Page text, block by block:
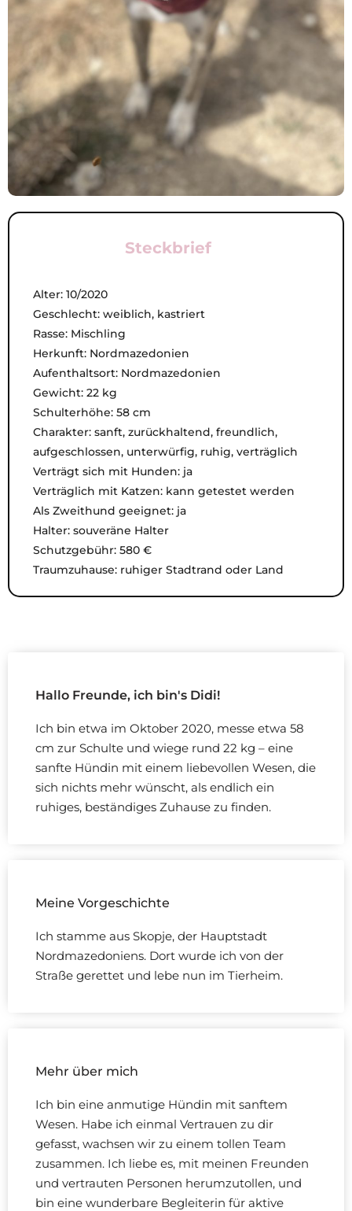
Steckbrief
Alter: 10/2020
Geschlecht: weiblich, kastriert
Rasse: Mischling
Herkunft: Nordmazedonien
Aufenthaltsort: Nordmazedonien
Gewicht: 22 kg
Schulterhöhe: 58 cm
Charakter: sanft, zurückhaltend, freundlich,
aufgeschlossen, unterwürfig, ruhig, verträglich
Verträgt sich mit Hunden: ja
Verträglich mit Katzen: kann getestet werden
Als Zweithund geeignet: ja
Halter: souveräne Halter
Schutzgebühr: 580 €
Traumzuhause: ruhiger Stadtrand oder Land
Hallo Freunde, ich bin's Didi!
Ich bin etwa im Oktober 2020, messe etwa 58
cm zur Schulte und wiege rund 22 kg – eine
sanfte Hündin mit einem liebevollen Wesen, die
sich nichts mehr wünscht, als endlich ein
ruhiges, beständiges Zuhause zu finden.
Meine Vorgeschichte
Ich stamme aus Skopje, der Hauptstadt
Nordmazedoniens. Dort wurde ich von der
Straße gerettet und lebe nun im Tierheim.
Mehr über mich
Ich bin eine anmutige Hündin mit sanftem
Wesen. Habe ich einmal Vertrauen zu dir
gefasst, wachsen wir zu einem tollen Team
zusammen. Ich liebe es, mit meinen Freunden
und vertrauten Personen herumzutollen, und
bin eine wunderbare Begleiterin für aktive